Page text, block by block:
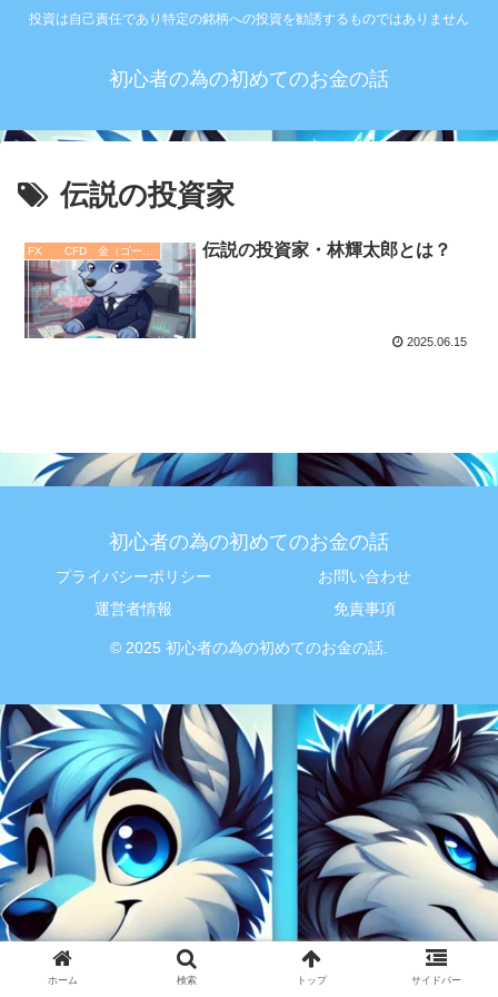
投資は自己責任であり特定の銘柄への投資を勧誘するものではありません
初心者の為の初めてのお金の話
伝説の投資家
伝説の投資家・林輝太郎とは？
2025.06.15
初心者の為の初めてのお金の話
プライバシーポリシー
お問い合わせ
運営者情報
免責事項
© 2025 初心者の為の初めてのお金の話.
ホーム 検索 トップ サイドバー